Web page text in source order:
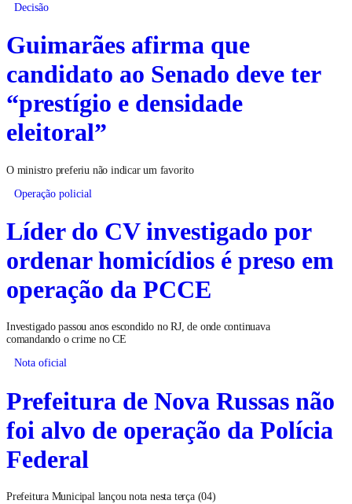
Decisão
Guimarães afirma que
candidato ao Senado deve ter
“prestígio e densidade
eleitoral”
O ministro preferiu não indicar um favorito
Operação policial
Líder do CV investigado por
ordenar homicídios é preso em
operação da PCCE
Investigado passou anos escondido no RJ, de onde continuava
comandando o crime no CE
Nota oficial
Prefeitura de Nova Russas não
foi alvo de operação da Polícia
Federal
Prefeitura Municipal lançou nota nesta terça (04)